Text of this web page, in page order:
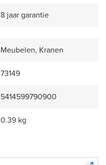
8 jaar garantie
Meubelen, Kranen
73149
5414599790900
0.39 kg